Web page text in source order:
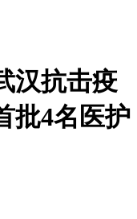
汉抗击疫
批4名医护